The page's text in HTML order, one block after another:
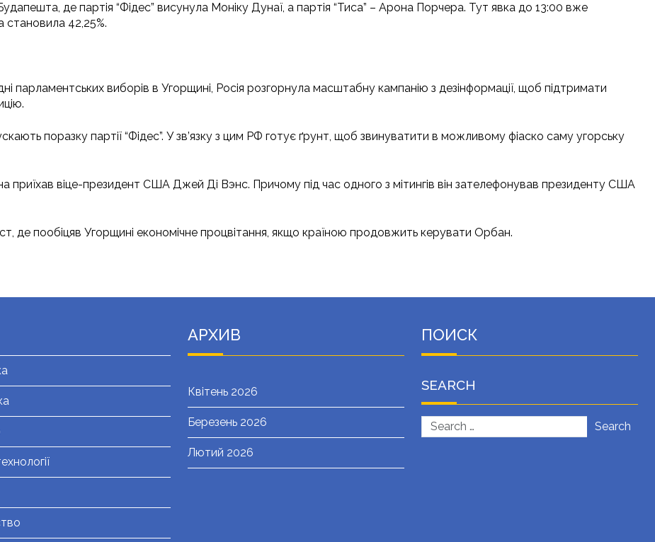
де партія “Фідес” висунула Моніку Дунаї, а партія “Тиса” – Арона Порчера. Тут явка до 13:00 вже
становила 42,25%.
виборів в Угорщині, Росія розгорнула масштабну кампанію з дезінформації, щоб підтримати
поразку партії “Фідес”. У зв’язку з цим РФ готує ґрунт, щоб звинуватити в можливому фіаско саму угорську
віце-президент США Джей Ді Вэнс. Причому під час одного з мітингів він зателефонував президенту США
де пообіцяв Угорщині економічне процвітання, якщо країною продовжить керувати Орбан.
АРХИВ
Квітень 2026
Березень 2026
Лютий 2026
ПОИСК
SEARCH
Search